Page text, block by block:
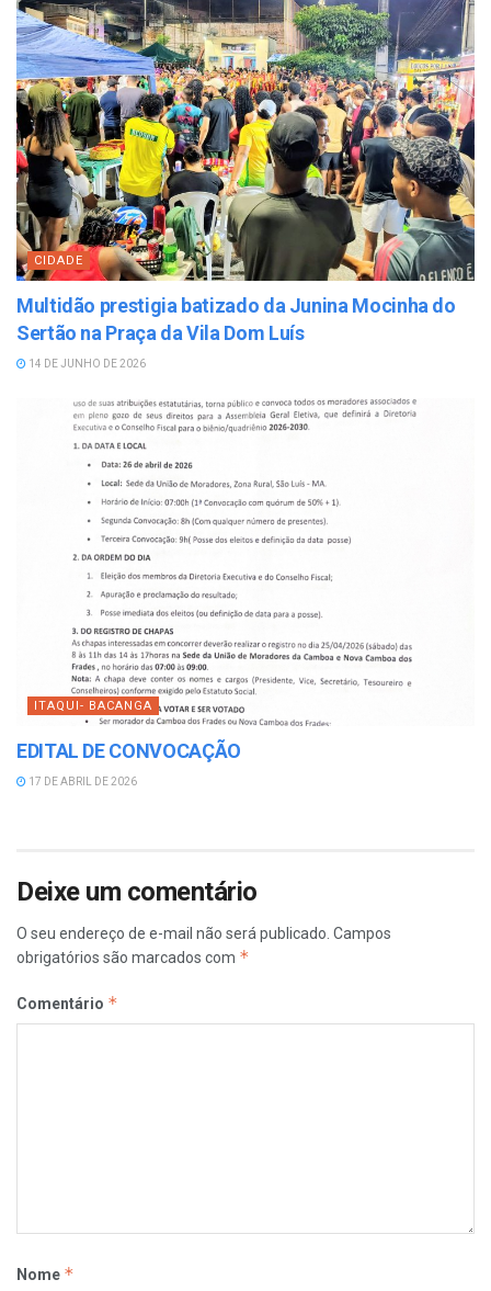
CIDADE
Multidão prestigia batizado da Junina Mocinha do
Sertão na Praça da Vila Dom Luís
14 DE JUNHO DE 2026
ITAQUI- BACANGA
EDITAL DE CONVOCAÇÃO
17 DE ABRIL DE 2026
Deixe um comentário
O seu endereço de e-mail não será publicado. Campos
obrigatórios são marcados com *
Comentário *
Nome *